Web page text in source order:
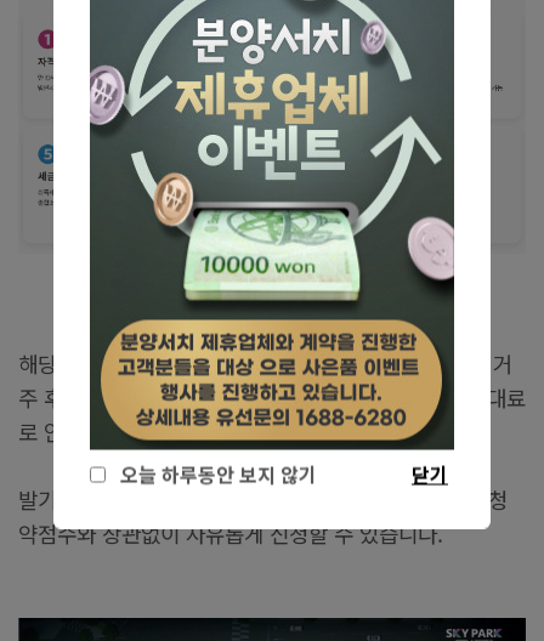
오늘 하루동안 보지 않기 닫기
해당 민간임대아파트는 10년 임대 보증을 통해 장기간 거
주 후 분양 전환이 가능하며, 주변 시세 대비 저렴한 임대료
로 안정적인 주거 생활을 제공합니다.
발기인이 된다면 누구나 신청 가능하며, 청약통장이나 청
약점수와 상관없이 자유롭게 신청할 수 있습니다.